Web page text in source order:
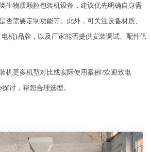
生物质颗粒包装机设备，建议优先明确自身需
否需要定制功能等。此外，可关注设备材质、
机)品牌，以及厂家能否提供安装调试、配件供
机更多机型对比或实际使用案例?欢迎致电
探讨，帮您合理选型。